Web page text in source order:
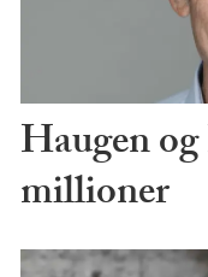
Haugen
millioner